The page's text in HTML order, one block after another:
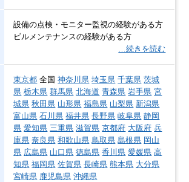
設備の点検・モニター監視の経験がある方
ビルメンテナンスの経験がある方
…続きを読む
東京都 全国神奈川県 埼玉県 千葉県 茨城
県 栃木県 群馬県 北海道 青森県 岩手県 宮
城県 秋田県 山形県 福島県 山梨県 新潟県
富山県 石川県 福井県 長野県 岐阜県 静岡
県 愛知県 三重県 滋賀県 京都府 大阪府 兵
庫県 奈良県 和歌山県 鳥取県 島根県 岡山
県 広島県 山口県 徳島県 香川県 愛媛県 高
知県 福岡県 佐賀県 長崎県 熊本県 大分県
宮崎県 鹿児島県 沖縄県